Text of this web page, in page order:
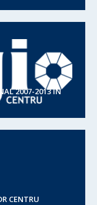
2007-2013 IN
CENTRU